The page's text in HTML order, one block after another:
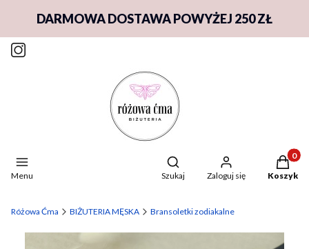
DARMOWA DOSTAWA POWYŻEJ 250 ZŁ
Menu
Otwórz wyszukiwarkę
Szukaj Zaloguj się Koszyk
Różowa Ćma BIŻUTERIA MĘSKA Bransoletki zodiakalne